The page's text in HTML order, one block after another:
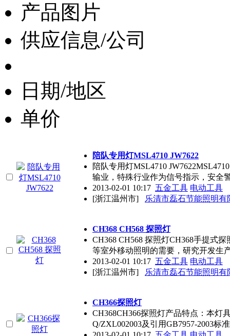
产品图片
供应信息/公司
日期/地区
单价
陪队专用灯MSL4710 JW7622
陪队专用灯MSL4710
输业，特殊行业作为信号指示，安全
2013-02-01 10:17 五金工具 电动工具
[浙江温州市]
乐清市磊石节能照明有
CH368 CH568 探照灯
CH368 CH568 探照灯CH368手提式
等室外移动照明的需要，研究开发生
2013-02-01 10:17 五金工具 电动工具
[浙江温州市]
乐清市磊石节能照明有
CH366探照灯
CH368CH366探照灯产品特点：本灯
Q/ZXL002003及引用GB7957-2003标